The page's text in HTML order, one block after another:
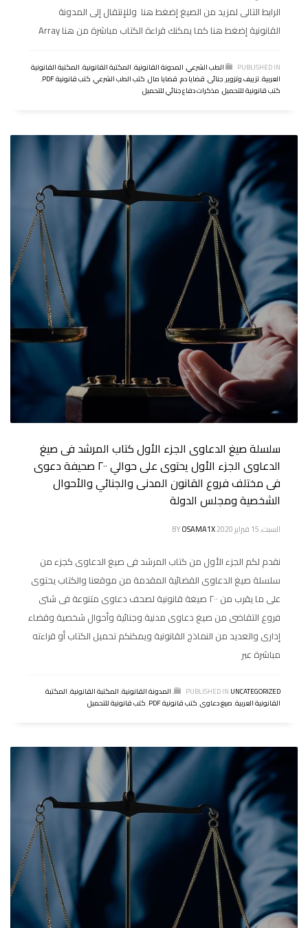
الرابط التالى لمزيد من الصيغ إضغط هنا وللإنتقال إلى المدونة
القانونية إضغط هنا كما يمكنك قراءة الكتاب مباشرة من هنا Array
PUBLISHED IN الطب الشرعي,المدونة القانونية,المكتبة القانونية,المكتبة القانونية
العربية,تزييف وتزوير,جنائى,قضايا دم,قضايا مال,كتب الطب الشرعي,كتب قانونية PDF
,
كتب قانونية للتحميل,مذكرات دفاع جنائي للتحميل
سلسلة صيغ الدعاوى الجزء الأول كتاب المرشد فى صيغ
الدعاوى الجزء الأول يحتوى على حوالي ٢٠٠ صحيفة دعوى
فى مختلف فروع القانون المدنى والجنائي والأحوال
الشخصية ومجلس الدولة
السبت, 15 فبراير 2020 BYOSAMA1X
نقدم لكم الجزء الأول من كتاب المرشد فى صيغ الدعاوى كجزء من
سلسلة صيغ الدعاوى القضائية المقدمة من موقعنا والكتاب يحتوى
على ما يقرب من ٢٠٠ صيغة قانونية لصحف دعاوى متنوعة فى شتى
فروع التقاضى من صيغ دعاوى مدنية وجنائية وأحوال شخصية وقضاء
إدارى والعديد من النماذج القانونية ويمكنكم تحميل الكتاب أو قراءته
مباشرة عبر
PUBLISHED IN UNCATEGORIZED
,المدونة القانونية,المكتبة القانونية,المكتبة
القانونية العربية,صيغ دعاوى,كتب قانونية PDF ,كتب قانونية للتحميل